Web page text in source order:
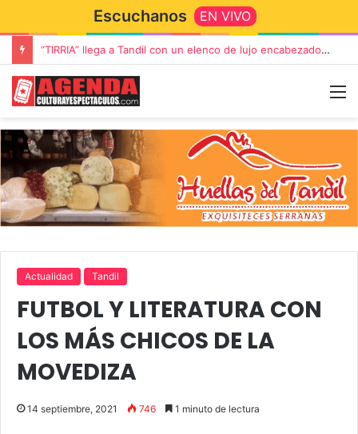
Escuchanos EN VIVO
“TIRRIA” llega a Tandil con un elenco de lujo encabezado por Capusotto, Spregelburd y Stefani
Actualidad Tandil
FUTBOL Y LITERATURA CON
LOS MÁS CHICOS DE LA
MOVEDIZA
14 septiembre, 2021 746 1 minuto de lectura